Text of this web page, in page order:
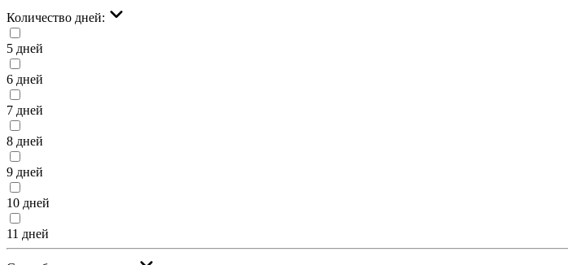
Количество дней:
5 дней
6 дней
7 дней
8 дней
9 дней
10 дней
11 дней